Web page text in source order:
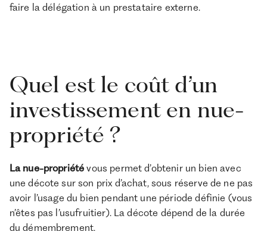
faire la délégation à un prestataire externe.
Quel est le coût d’un
investissement en nue-
propriété ?
La nue-propriété vous permet d’obtenir un bien avec
une décote sur son prix d’achat, sous réserve de ne pas
avoir l’usage du bien pendant une période définie (vous
n’êtes pas l’usufruitier). La décote dépend de la durée
du démembrement.